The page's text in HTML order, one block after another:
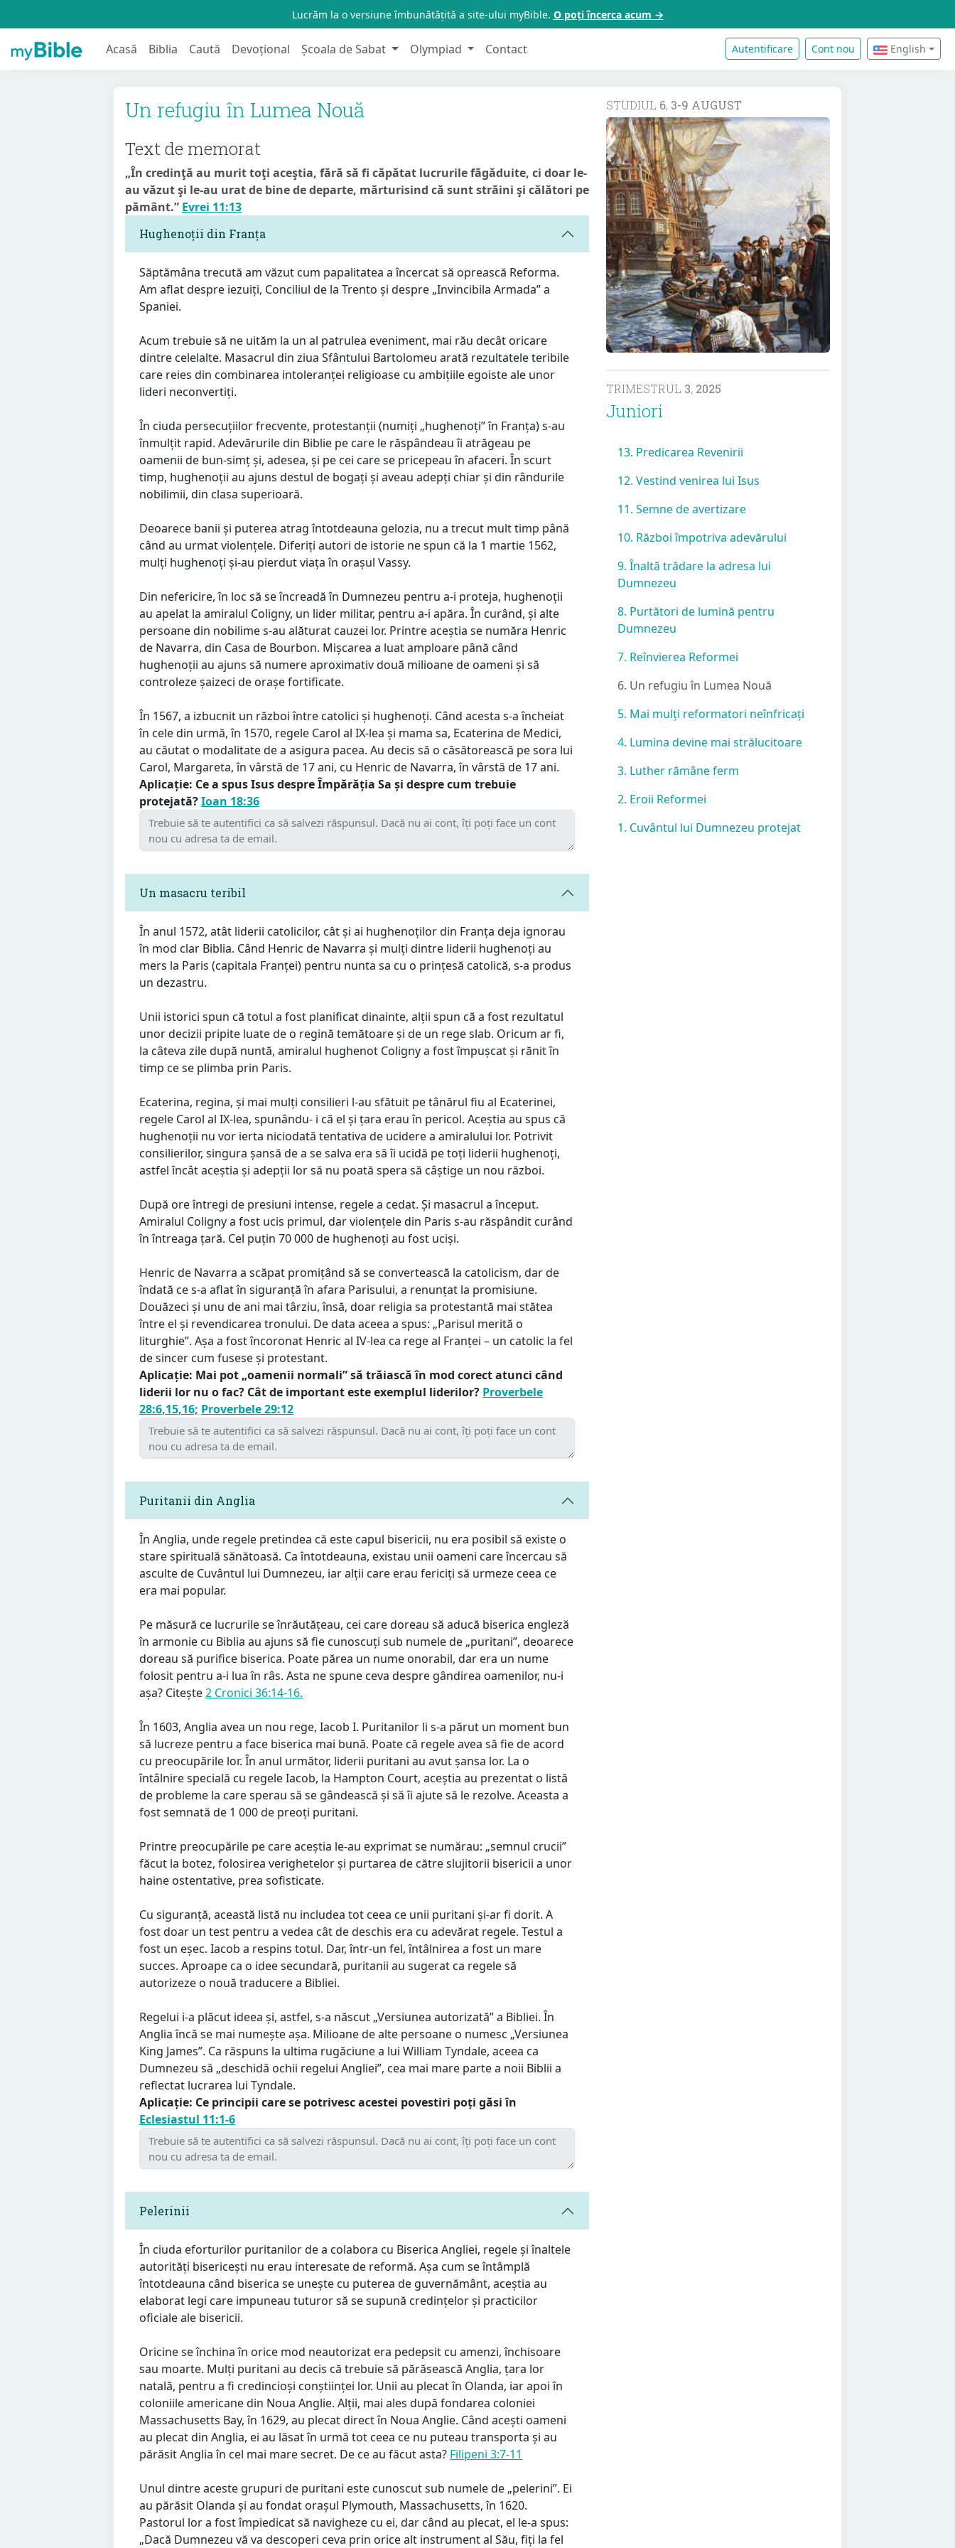
Lucrăm la o versiune îmbunătățită a site-ului myBible. O poți încerca acum →
Acasă Biblia Caută Devoțional Școala de Sabat Olympiad Contact Autentificare Cont nou English
Un refugiu în Lumea Nouă
Text de memorat
„În credinţă au murit toţi aceştia, fără să fi căpătat lucrurile făgăduite, ci doar le-
au văzut şi le-au urat de bine de departe, mărturisind că sunt străini şi călători pe
pământ.” Evrei 11:13
Hughenoții din Franța
Săptămâna trecută am văzut cum papalitatea a încercat să oprească Reforma.
Am aflat despre iezuiți, Conciliul de la Trento și despre „Invincibila Armada” a
Spaniei.
Acum trebuie să ne uităm la un al patrulea eveniment, mai rău decât oricare
dintre celelalte. Masacrul din ziua Sfântului Bartolomeu arată rezultatele teribile
care reies din combinarea intoleranței religioase cu ambițiile egoiste ale unor
lideri neconvertiți.
În ciuda persecuțiilor frecvente, protestanții (numiți „hughenoți” în Franța) s-au
înmulțit rapid. Adevărurile din Biblie pe care le răspândeau îi atrăgeau pe
oamenii de bun-simț și, adesea, și pe cei care se pricepeau în afaceri. În scurt
timp, hughenoții au ajuns destul de bogați și aveau adepți chiar și din rândurile
nobilimii, din clasa superioară.
Deoarece banii și puterea atrag întotdeauna gelozia, nu a trecut mult timp până
când au urmat violențele. Diferiți autori de istorie ne spun că la 1 martie 1562,
mulți hughenoți și-au pierdut viața în orașul Vassy.
Din nefericire, în loc să se încreadă în Dumnezeu pentru a-i proteja, hughenoții
au apelat la amiralul Coligny, un lider militar, pentru a-i apăra. În curând, și alte
persoane din nobilime s-au alăturat cauzei lor. Printre aceștia se număra Henric
de Navarra, din Casa de Bourbon. Mișcarea a luat amploare până când
hughenoții au ajuns să numere aproximativ două milioane de oameni și să
controleze șaizeci de orașe fortificate.
În 1567, a izbucnit un război între catolici și hughenoți. Când acesta s-a încheiat
în cele din urmă, în 1570, regele Carol al IX-lea și mama sa, Ecaterina de Medici,
au căutat o modalitate de a asigura pacea. Au decis să o căsătorească pe sora lui
Carol, Margareta, în vârstă de 17 ani, cu Henric de Navarra, în vârstă de 17 ani.
Aplicație: Ce a spus Isus despre Împărăția Sa și despre cum trebuie
protejată?Ioan 18:36
Un masacru teribil
În anul 1572, atât liderii catolicilor, cât și ai hughenoților din Franța deja ignorau
în mod clar Biblia. Când Henric de Navarra și mulți dintre liderii hughenoți au
mers la Paris (capitala Franței) pentru nunta sa cu o prințesă catolică, s-a produs
un dezastru.
Unii istorici spun că totul a fost planificat dinainte, alții spun că a fost rezultatul
unor decizii pripite luate de o regină temătoare și de un rege slab. Oricum ar fi,
la câteva zile după nuntă, amiralul hughenot Coligny a fost împușcat și rănit în
timp ce se plimba prin Paris.
Ecaterina, regina, și mai mulți consilieri l-au sfătuit pe tânărul fiu al Ecaterinei,
regele Carol al IX-lea, spunându- i că el și țara erau în pericol. Aceștia au spus că
hughenoții nu vor ierta niciodată tentativa de ucidere a amiralului lor. Potrivit
consilierilor, singura șansă de a se salva era să îi ucidă pe toți liderii hughenoți,
astfel încât aceștia și adepții lor să nu poată spera să câștige un nou război.
După ore întregi de presiuni intense, regele a cedat. Și masacrul a început.
Amiralul Coligny a fost ucis primul, dar violențele din Paris s-au răspândit curând
în întreaga țară. Cel puțin 70 000 de hughenoți au fost uciși.
Henric de Navarra a scăpat promițând să se convertească la catolicism, dar de
îndată ce s-a aflat în siguranță în afara Parisului, a renunțat la promisiune.
Douăzeci și unu de ani mai târziu, însă, doar religia sa protestantă mai stătea
între el și revendicarea tronului. De data aceea a spus: „Parisul merită o
liturghie”. Așa a fost încoronat Henric al IV-lea ca rege al Franței – un catolic la fel
de sincer cum fusese și protestant.
Aplicație: Mai pot „oamenii normali” să trăiască în mod corect atunci când
liderii lor nu o fac? Cât de important este exemplul liderilor? Proverbele
28:6,15,16; Proverbele 29:12
Puritanii din Anglia
În Anglia, unde regele pretindea că este capul bisericii, nu era posibil să existe o
stare spirituală sănătoasă. Ca întotdeauna, existau unii oameni care încercau să
asculte de Cuvântul lui Dumnezeu, iar alții care erau fericiți să urmeze ceea ce
era mai popular.
Pe măsură ce lucrurile se înrăutățeau, cei care doreau să aducă biserica engleză
în armonie cu Biblia au ajuns să fie cunoscuți sub numele de „puritani”, deoarece
doreau să purifice biserica. Poate părea un nume onorabil, dar era un nume
folosit pentru a-i lua în râs. Asta ne spune ceva despre gândirea oamenilor, nu-i
așa? Citește2 Cronici 36:14-16.
În 1603, Anglia avea un nou rege, Iacob I. Puritanilor li s-a părut un moment bun
să lucreze pentru a face biserica mai bună. Poate că regele avea să fie de acord
cu preocupările lor. În anul următor, liderii puritani au avut șansa lor. La o
întâlnire specială cu regele Iacob, la Hampton Court, aceștia au prezentat o listă
de probleme la care sperau să se gândească și să îi ajute să le rezolve. Aceasta a
fost semnată de 1 000 de preoți puritani.
Printre preocupările pe care aceștia le-au exprimat se numărau: „semnul crucii”
făcut la botez, folosirea verighetelor și purtarea de către slujitorii bisericii a unor
haine ostentative, prea sofisticate.
Cu siguranță, această listă nu includea tot ceea ce unii puritani și-ar fi dorit. A
fost doar un test pentru a vedea cât de deschis era cu adevărat regele. Testul a
fost un eșec. Iacob a respins totul. Dar, într-un fel, întâlnirea a fost un mare
succes. Aproape ca o idee secundară, puritanii au sugerat ca regele să
autorizeze o nouă traducere a Bibliei.
Regelui i-a plăcut ideea și, astfel, s-a născut „Versiunea autorizată” a Bibliei. În
Anglia încă se mai numește așa. Milioane de alte persoane o numesc „Versiunea
King James”. Ca răspuns la ultima rugăciune a lui William Tyndale, aceea ca
Dumnezeu să „deschidă ochii regelui Angliei”, cea mai mare parte a noii Biblii a
reflectat lucrarea lui Tyndale.
Aplicație: Ce principii care se potrivesc acestei povestiri poți găsi în
Eclesiastul 11:1-6
Pelerinii
În ciuda eforturilor puritanilor de a colabora cu Biserica Angliei, regele și înaltele
autorități bisericești nu erau interesate de reformă. Așa cum se întâmplă
întotdeauna când biserica se unește cu puterea de guvernământ, aceștia au
elaborat legi care impuneau tuturor să se supună credințelor și practicilor
oficiale ale bisericii.
Oricine se închina în orice mod neautorizat era pedepsit cu amenzi, închisoare
sau moarte. Mulți puritani au decis că trebuie să părăsească Anglia, țara lor
natală, pentru a fi credincioși conștiinței lor. Unii au plecat în Olanda, iar apoi în
coloniile americane din Noua Anglie. Alții, mai ales după fondarea coloniei
Massachusetts Bay, în 1629, au plecat direct în Noua Anglie. Când acești oameni
au plecat din Anglia, ei au lăsat în urmă tot ceea ce nu puteau transporta și au
părăsit Anglia în cel mai mare secret. De ce au făcut asta? Filipeni 3:7-11
Unul dintre aceste grupuri de puritani este cunoscut sub numele de „pelerini”. Ei
au părăsit Olanda și au fondat orașul Plymouth, Massachusetts, în 1620.
Pastorul lor a fost împiedicat să navigheze cu ei, dar când au plecat, el le-a spus:
„Dacă Dumnezeu vă va descoperi ceva prin orice alt instrument al Său, fiți la fel
STUDIUL 6, 3-9 AUGUST
TRIMESTRUL 3, 2025
Juniori
13. Predicarea Revenirii
12. Vestind venirea lui Isus
11. Semne de avertizare
10. Război împotriva adevărului
9. Înaltă trădare la adresa lui
Dumnezeu
8. Purtători de lumină pentru
Dumnezeu
7. Reînvierea Reformei
6. Un refugiu în Lumea Nouă
5. Mai mulți reformatori neînfricați
4. Lumina devine mai strălucitoare
3. Luther rămâne ferm
2. Eroii Reformei
1. Cuvântul lui Dumnezeu protejat